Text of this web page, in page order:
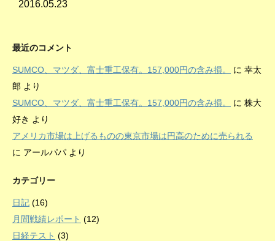
2016.05.23
最近のコメント
SUMCO、マツダ、富士重工保有。157,000円の含み損。 に 幸太
郎 より
SUMCO、マツダ、富士重工保有。157,000円の含み損。
に 株大
好き より
アメリカ市場は上げるものの東京市場は円高のために売られる
に アールパパ より
カテゴリー
日記 (16)
月間戦績レポート (12)
日経テスト (3)